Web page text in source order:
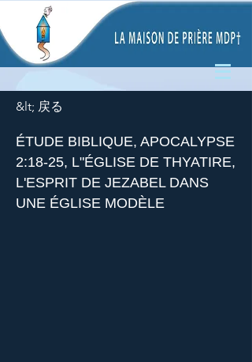
&lt; 戻る
ÉTUDE BIBLIQUE, APOCALYPSE
2:18-25, L"ÉGLISE DE THYATIRE,
L'ESPRIT DE JEZABEL DANS
UNE ÉGLISE MODÈLE